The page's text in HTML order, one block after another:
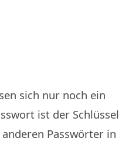
sich nur noch ein
ist der Schlüssel
Passwörter in